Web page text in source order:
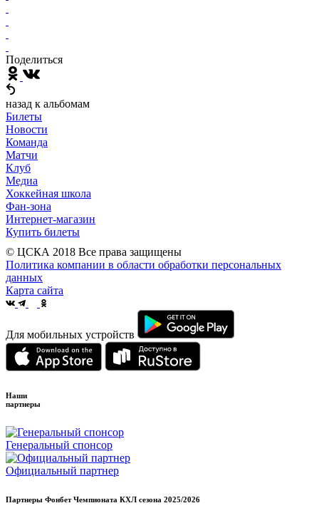
Поделиться
назад к альбомам
Билеты
Новости
Команда
Матчи
Клуб
Медиа
Хоккейная школа
Фан-зона
Интернет-магазин
Купить билеты
© ЦСКА 2018 Все права защищены
Политика компании в области обработки персональных
данных
Карта сайта
Для мобильных устройств
Наши
партнеры
Генеральный спонсор
Официальный партнер
Партнеры Фонбет Чемпионата КХЛ сезона 2025/2026